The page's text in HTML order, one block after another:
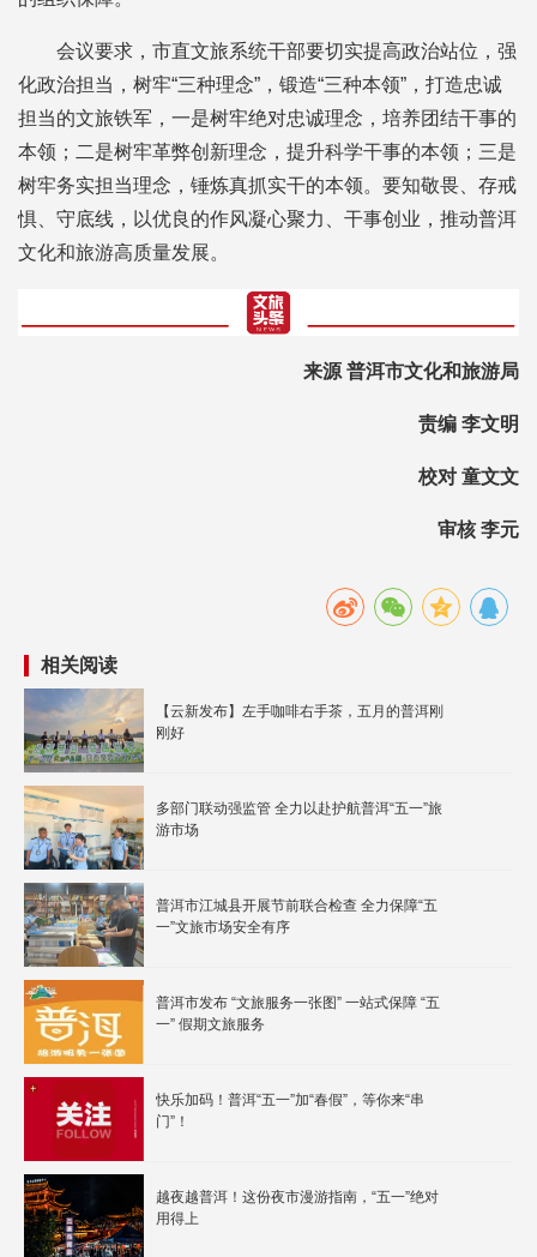
会议要求，市直文旅系统干部要切实提高政治站位，强
化政治担当，树牢“三种理念”，锻造“三种本领”，打造忠诚
担当的文旅铁军，一是树牢绝对忠诚理念，培养团结干事的
本领；二是树牢革弊创新理念，提升科学干事的本领；三是
树牢务实担当理念，锤炼真抓实干的本领。要知敬畏、存戒
惧、守底线，以优良的作风凝心聚力、干事创业，推动普洱
文化和旅游高质量发展。
来源 普洱市文化和旅游局
责编 李文明
校对 童文文
审核 李元
相关阅读
【云新发布】左手咖啡右手茶，五月的普洱刚
刚好
多部门联动强监管 全力以赴护航普洱“五一”旅
游市场
普洱市江城县开展节前联合检查 全力保障“五
一”文旅市场安全有序
普洱市发布 “文旅服务一张图” 一站式保障 “五
一” 假期文旅服务
快乐加码！普洱“五一”加“春假”，等你来“串
门”！
越夜越普洱！这份夜市漫游指南，“五一”绝对
用得上